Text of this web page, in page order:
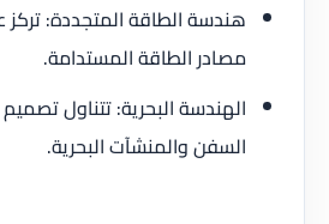
هندسة الطاقة المتجددة:
مصادر الطاقة المستدامة.
الهندسة البحرية: تتناول
السفن والمنشآت البحرية.